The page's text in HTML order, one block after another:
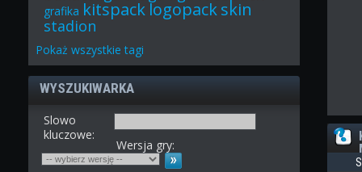
grafika kitspacklogopackskin
stadion
Pokażwszystkie tagi
WYSZUKIWARKA
Slowo
kluczowe:
Wersja gry: